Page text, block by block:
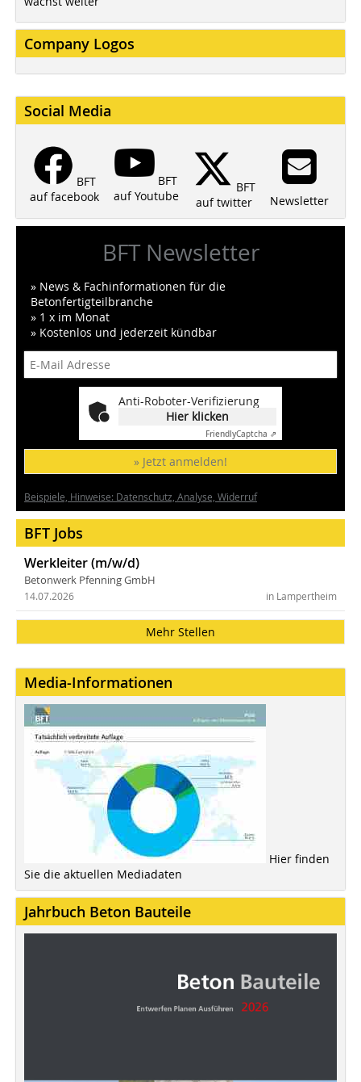
Company Logos
Social Media
BFT
auf facebook
BFT
auf Youtube
BFT
auf twitter
Newsletter
BFT Newsletter
» News & Fachinformationen für die
Betonfertigteilbranche
» 1 x im Monat
» Kostenlos und jederzeit kündbar
Anti-Roboter-Verifizierung
Hier klicken
FriendlyCaptcha ⇗
» Jetzt anmelden!
Beispiele, Hinweise: Datenschutz, Analyse, Widerruf
BFT Jobs
Werkleiter (m/w/d)
Betonwerk Pfenning GmbH
in Lampertheim
14.07.2026
Mehr Stellen
Media-Informationen
Hier finden
Sie die aktuellen Mediadaten
Jahrbuch Beton Bauteile